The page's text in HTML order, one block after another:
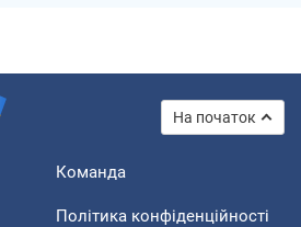
На початок
Команда
Політика конфіденційності